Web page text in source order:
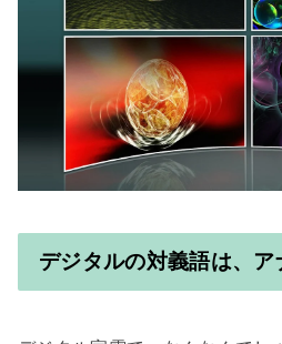
デジタルの対義語は、ア